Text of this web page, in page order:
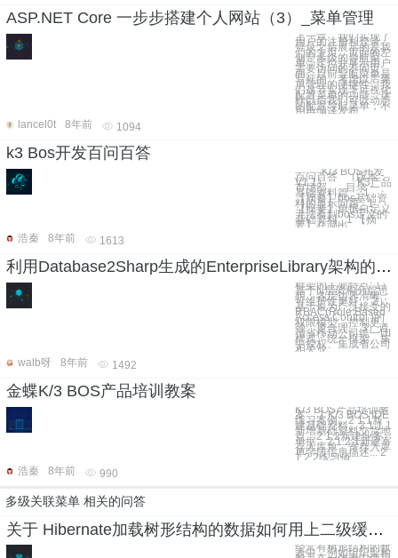
ASP.NET Core 一步步搭建个人网站（3）_菜单管理
上一章，我们实现了
用户的注册和登录，
登录之后展示的是我
们的主页，页面的左
侧是多级的导航菜
单，定位并展示用户
需要访问的不同页
面。目前导航菜单是
写死的，考虑以后菜
单管理的便捷性，我
们这节实现下可视化
配置菜单的功能，这
样以后我们可以动态
的配置导航菜单，不
用再编译发布
lancel0t
8年前 1094
k3 Bos开发百问百答
K/3 BOS开发
百问百答 （版本：
V1.1） K3产品
市场部 目录 一、
基础资料篇__ 1
【摘要】bos基础资
料的显示问题_ 1
【摘要】单据自定义
无法看到bos定义的
基础资料_ 1 【摘
要】在调出
浩秦
8年前 1613
利用Database2Sharp生成的EnterpriseLibrary架构的特点
框架的主要特点: 1）
基于N层架构分层思
想，各层边界清晰，
可维护性更好。 2）
基于最为广泛接受的
RBAC(Role Based
Access Control )的
权限模型，控制更
强、更合理。 3）遵
循省移动公司统一UI
样式、统一框架、集
中授权、集成省公司
相关业
walb呀
8年前 1492
金蝶K/3 BOS产品培训教案
K/3 BOS产品培训教
案 1 K/3 BOS IDE
练习案例... 2 1.1新
建基础资料... 2 1.1.1
新增基础资料交货地
点... 2 1.2新建业务
单据... 2 1.2.1新建寄
存入库单，寄存入库
单字段信息描述... 2
1.2.2练习值
浩秦
8年前 990
多级关联菜单 相关的问答
关于 Hibernate加载树形结构的数据如何用上二级缓存问题
经常有树形结构的数
表中，例如组织架构